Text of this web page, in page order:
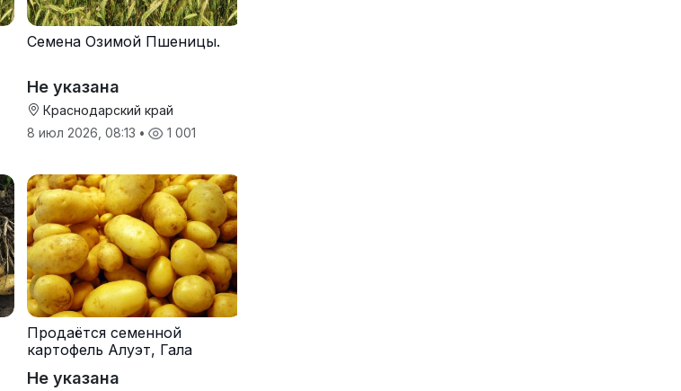
Семена Озимой Пшеницы.
Не указана
Краснодарский край
8 июл 2026, 08:13 • 1 001
Продаётся семенной
картофель Алуэт, Гала
Не указана